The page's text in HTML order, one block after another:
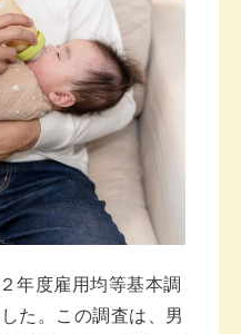
年度雇用均等基本調
た。この調査は、男